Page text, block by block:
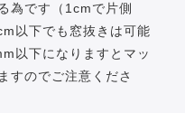
為です（1cmで片側
以下でも窓抜きは可能
以下になりますとマッ
すのでご注意くださ